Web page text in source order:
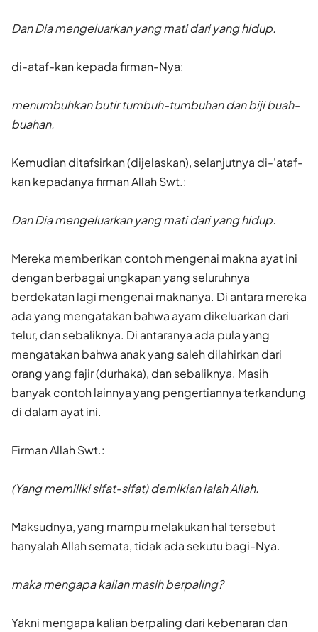
Dan Dia mengeluarkan yang mati dari yang hidup.
di-ataf-kan kepada firman-Nya:
menumbuhkan butir tumbuh-tumbuhan dan biji buah-
buahan.
Kemudian ditafsirkan (dijelaskan), selanjutnya di-'ataf-
kan kepadanya firman Allah Swt.:
Dan Dia mengeluarkan yang mati dari yang hidup.
Mereka memberikan contoh mengenai makna ayat ini
dengan berbagai ungkapan yang seluruhnya
berdekatan lagi mengenai maknanya. Di antara mereka
ada yang mengatakan bahwa ayam dikeluarkan dari
telur, dan sebaliknya. Di antaranya ada pula yang
mengatakan bahwa anak yang saleh dilahirkan dari
orang yang fajir (durhaka), dan sebaliknya. Masih
banyak contoh lainnya yang pengertiannya terkandung
di dalam ayat ini.
Firman Allah Swt.:
(Yang memiliki sifat-sifat) demikian ialah Allah.
Maksudnya, yang mampu melakukan hal tersebut
hanyalah Allah semata, tidak ada sekutu bagi-Nya.
maka mengapa kalian masih berpaling?
Yakni mengapa kalian berpaling dari kebenaran dan